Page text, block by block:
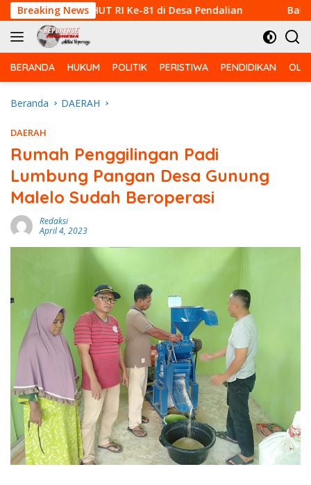
Langsung
ke
konten
Breaking News
HUT RI Ke-81 di Desa Pendalian Babinsa
BERANDA HUKUM POLITIK PERISTIWA PENDIDIKAN
Beranda DAERAH
DAERAH
Rumah Penggilingan Padi
Lumbung Pangan Desa Gunung
Malelo Sudah Beroperasi
Redaksi
April 4, 2023